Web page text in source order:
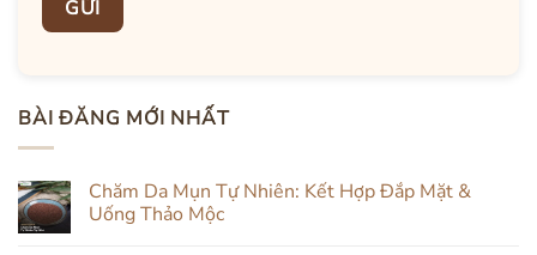
BÀI ĐĂNG MỚI NHẤT
Chăm Da Mụn Tự Nhiên: Kết Hợp Đắp Mặt &
Uống Thảo Mộc